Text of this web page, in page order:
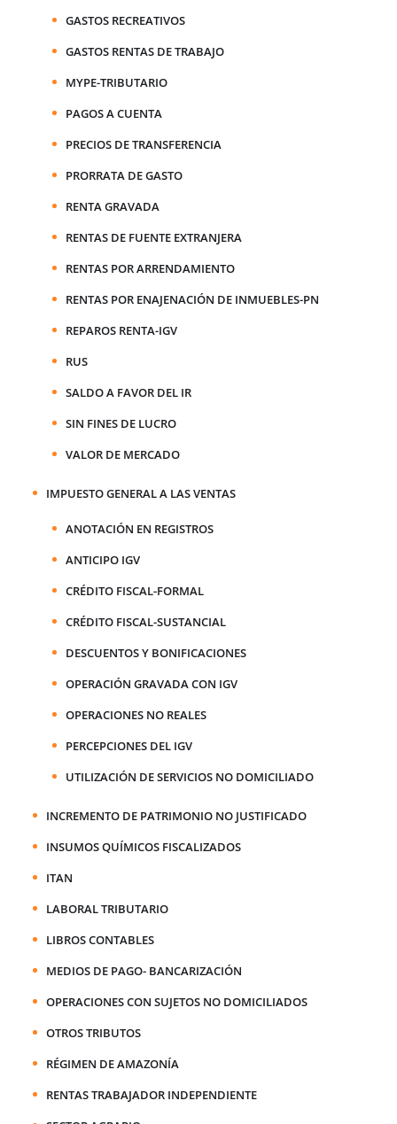
GASTOS RECREATIVOS
GASTOS RENTAS DE TRABAJO
MYPE-TRIBUTARIO
PAGOS A CUENTA
PRECIOS DE TRANSFERENCIA
PRORRATA DE GASTO
RENTA GRAVADA
RENTAS DE FUENTE EXTRANJERA
RENTAS POR ARRENDAMIENTO
RENTAS POR ENAJENACIÓN DE INMUEBLES-PN
REPAROS RENTA-IGV
RUS
SALDO A FAVOR DEL IR
SIN FINES DE LUCRO
VALOR DE MERCADO
IMPUESTO GENERAL A LAS VENTAS
ANOTACIÓN EN REGISTROS
ANTICIPO IGV
CRÉDITO FISCAL-FORMAL
CRÉDITO FISCAL-SUSTANCIAL
DESCUENTOS Y BONIFICACIONES
OPERACIÓN GRAVADA CON IGV
OPERACIONES NO REALES
PERCEPCIONES DEL IGV
UTILIZACIÓN DE SERVICIOS NO DOMICILIADO
INCREMENTO DE PATRIMONIO NO JUSTIFICADO
INSUMOS QUÍMICOS FISCALIZADOS
ITAN
LABORAL TRIBUTARIO
LIBROS CONTABLES
MEDIOS DE PAGO- BANCARIZACIÓN
OPERACIONES CON SUJETOS NO DOMICILIADOS
OTROS TRIBUTOS
RÉGIMEN DE AMAZONÍA
RENTAS TRABAJADOR INDEPENDIENTE